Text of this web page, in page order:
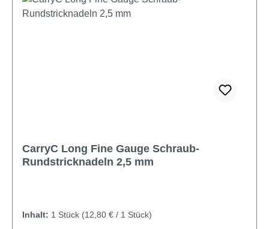
CarryC Long Fine Gauge Schraub-
Rundstricknadeln 2,5 mm
Inhalt: 1 Stück (12,80 € / 1 Stück)